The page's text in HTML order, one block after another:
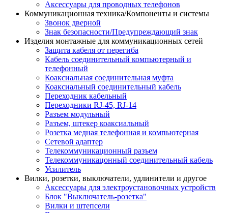
Аксессуары для проводных телефонов
Коммуникационная техника/Компоненты и системы
Звонок дверной
Знак безопасности/Предупреждающий знак
Изделия монтажные для коммуникационных сетей
Защита кабеля от перегиба
Кабель соединительный компьютерный и
телефонный
Коаксиальная соединительная муфта
Коаксиальный соединительный кабель
Переходник кабельный
Переходники RJ-45, RJ-14
Разъем модульный
Разъем, штекер коаксиальный
Розетка медная телефонная и компьютерная
Сетевой адаптер
Телекоммуникационный разъем
Телекоммуникацонный соединительный кабель
Усилитель
Вилки, розетки, выключатели, удлинители и другое
Аксессуары для электроустановочных устройств
Блок "Выключатель-розетка"
Вилки и штепсели